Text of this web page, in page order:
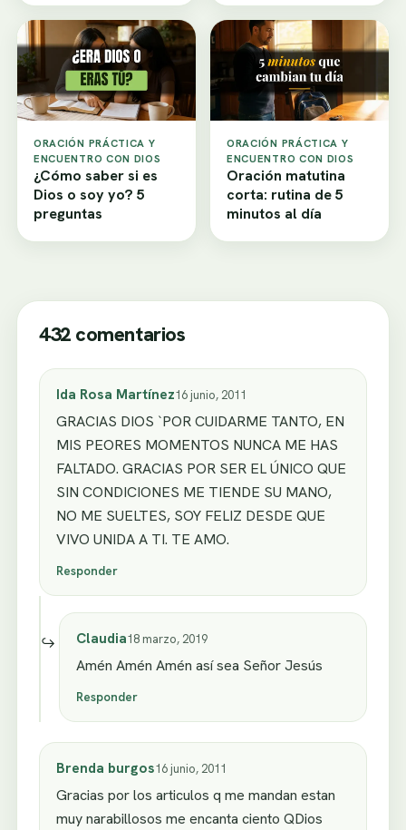
ORACIÓN PRÁCTICA Y
ENCUENTRO CON DIOS
¿Cómo saber si es
Dios o soy yo? 5
preguntas
ORACIÓN PRÁCTICA Y
ENCUENTRO CON DIOS
Oración matutina
corta: rutina de 5
minutos al día
432 comentarios
Ida Rosa Martínez16 junio, 2011
GRACIAS DIOS `POR CUIDARME TANTO, EN
MIS PEORES MOMENTOS NUNCA ME HAS
FALTADO. GRACIAS POR SER EL ÚNICO QUE
SIN CONDICIONES ME TIENDE SU MANO,
NO ME SUELTES, SOY FELIZ DESDE QUE
VIVO UNIDA A TI. TE AMO.
Responder
Claudia18 marzo, 2019
Amén Amén Amén así sea Señor Jesús
Responder
Brenda burgos16 junio, 2011
Gracias por los articulos q me mandan estan
muy narabillosos me encanta ciento QDios